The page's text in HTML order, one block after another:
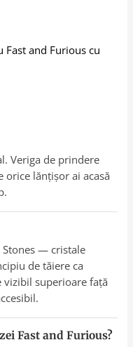
and Furious cu
Veriga de prindere
orice lănțișor ai acasă
Stones — cristale
de tăiere ca
vizibil superioare față
Fast and Furious?